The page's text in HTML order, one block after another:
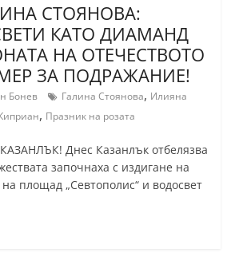
СТОЯНОВА:
КАТО ДИАМАНД
НА ОТЕЧЕСТВОТО
ЗА ПОДРАЖАНИЕ!
Бонев Галина Стоянова, Илияна
, Празник на розата
Днес Казанлък отбелязва
започнаха с издигане на
площад „Севтополис“ и водосвет